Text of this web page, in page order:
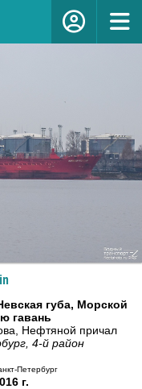
губа, Морской
гавань
Нефтяной причал
4-й район
Петербург
г.